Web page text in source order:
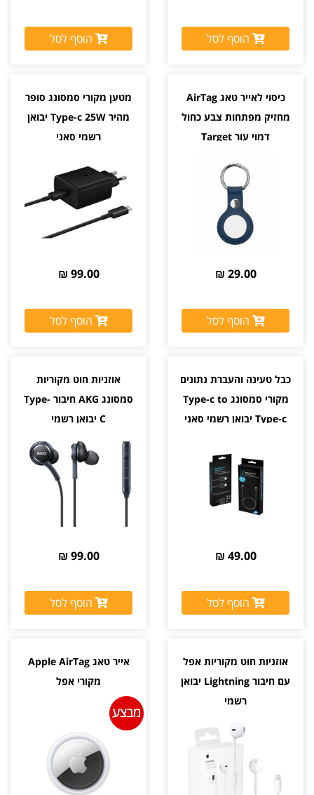
הוסף לסל הוסף לסל
כיסוי לאייר טאג AirTag
מחזיק מפתחות צבע כחול
דמוי עור Target
29.00 ₪
הוסף לסל
מטען מקורי סמסונג סופר
מהיר Type-c 25W יבואן
רשמי סאני
99.00 ₪
הוסף לסל
כבל טעינה והעברת נתונים
מקורי סמסונג Type-c to
Type-c יבואן רשמי סאני
49.00 ₪
הוסף לסל
אוזניות חוט מקוריות
סמסונג AKG חיבור Type-
C יבואן רשמי
99.00 ₪
הוסף לסל
אוזניות חוט מקוריות אפל
עם חיבור Lightning יבואן
רשמי
אייר טאג Apple AirTag
מקורי אפל